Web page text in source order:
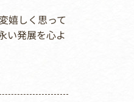
嬉しく思って
い発展を心よ